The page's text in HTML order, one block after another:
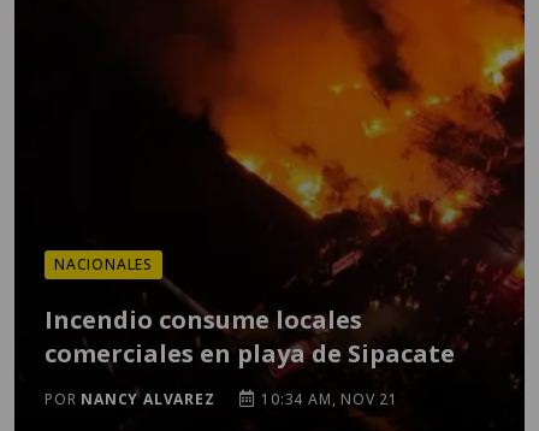
NACIONALES
Incendio consume locales
comerciales en playa de Sipacate
POR NANCY ALVAREZ 10:34 AM, NOV 21